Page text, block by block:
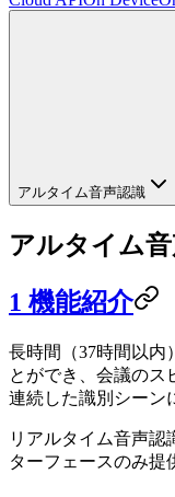
アルタイム音声認識
アルタイム
1 機能紹介
長時間（37時間以内
とができ、会議のス
連続した識別シーン
リアルタイム音声認
ターフェースのみ提